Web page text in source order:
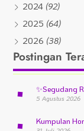
2024 (92)
2025 (64)
2026 (38)
Postingan
✨Segudang
5 Agustus 2026
Kumpulan